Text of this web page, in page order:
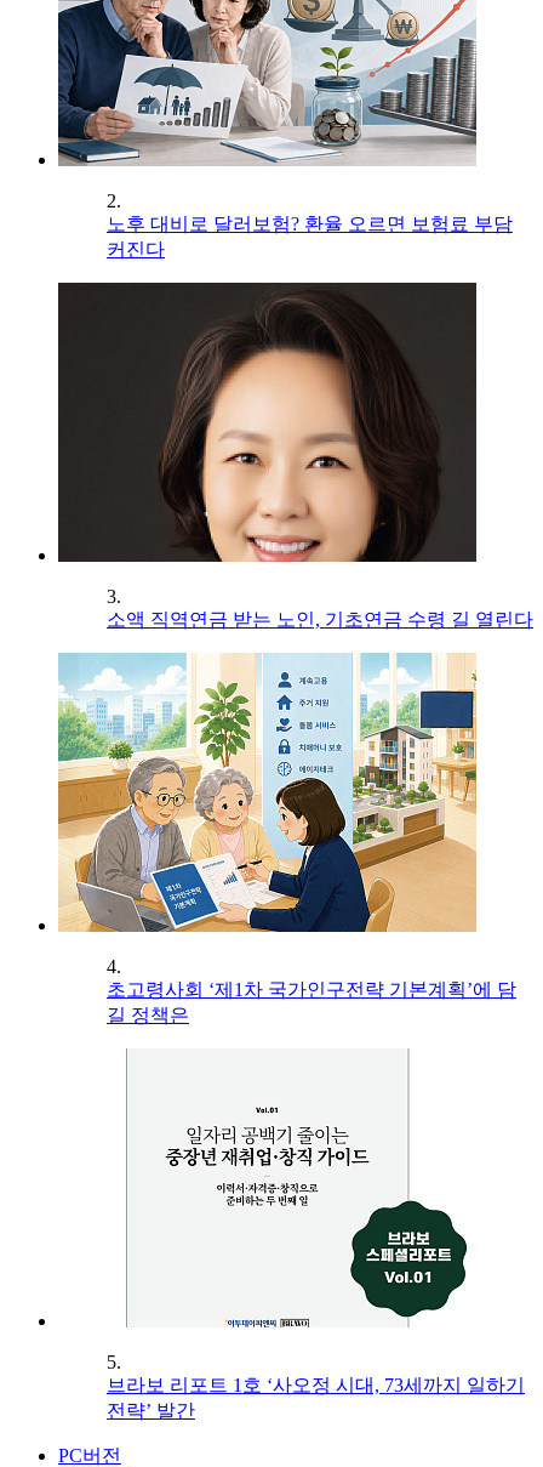
2.
노후 대비로 달러보험? 환율 오르면 보험료 부담
커진다
3.
소액 직역연금 받는 노인, 기초연금 수령 길 열린다
4.
초고령사회 ‘제1차 국가인구전략 기본계획’에 담
길 정책은
5.
브라보 리포트 1호 ‘사오정 시대, 73세까지 일하기
전략’ 발간
PC버전